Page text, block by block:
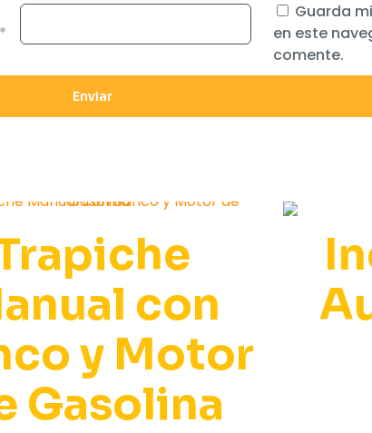
*
Guarda
en este
comente.
con
y Motor
Gasolina